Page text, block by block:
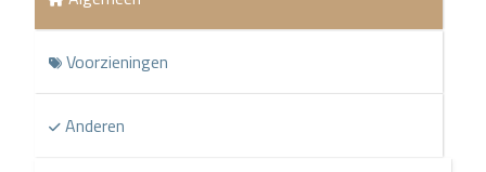
Voorzieningen
Anderen